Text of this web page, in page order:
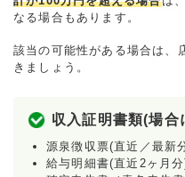
なる場合もあります。
該当の可能性がある場合は、
きましょう。
収入証明書類(場合
源泉徴収票(直近／最新
給与明細書(直近2ヶ月